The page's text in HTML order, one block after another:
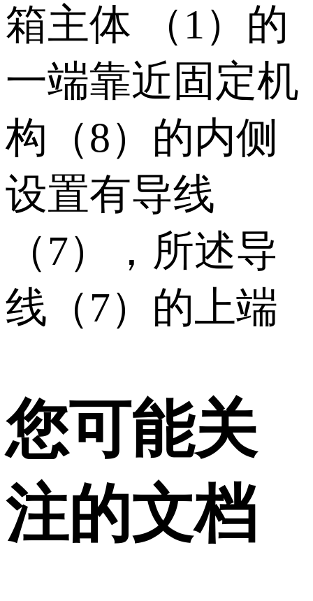
箱主体 （1）的
一端靠近固定机
构（8）的内侧
设置有导线
（7），所述导
线（7）的上端
您可能关
注的文档